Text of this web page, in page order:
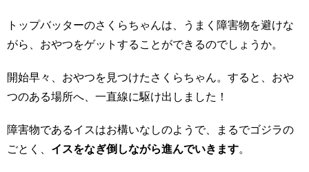
トップバッターのさくらちゃんは、うまく障害物を避けな
がら、おやつをゲットすることができるのでしょうか。
開始早々、おやつを見つけたさくらちゃん。すると、おや
つのある場所へ、一直線に駆け出しました！
障害物であるイスはお構いなしのようで、まるでゴジラの
ごとく、 イスをなぎ倒しながら進んでいきます。